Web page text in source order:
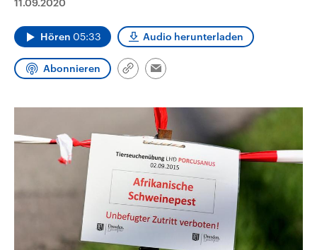
Hören 05:33 Audio herunterladen
Abonnieren
Link
Email